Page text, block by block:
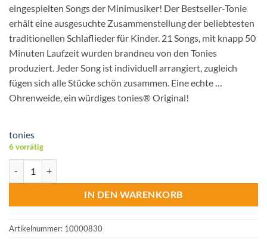
eingespielten Songs der Minimusiker! Der Bestseller-Tonie
erhält eine ausgesuchte Zusammenstellung der beliebtesten
traditionellen Schlaflieder für Kinder. 21 Songs, mit knapp 50
Minuten Laufzeit wurden brandneu von den Tonies
produziert. Jeder Song ist individuell arrangiert, zugleich
fügen sich alle Stücke schön zusammen. Eine echte …
Ohrenweide, ein würdiges tonies® Original!
tonies
6 vorrätig
IN DEN WARENKORB
Artikelnummer: 10000830